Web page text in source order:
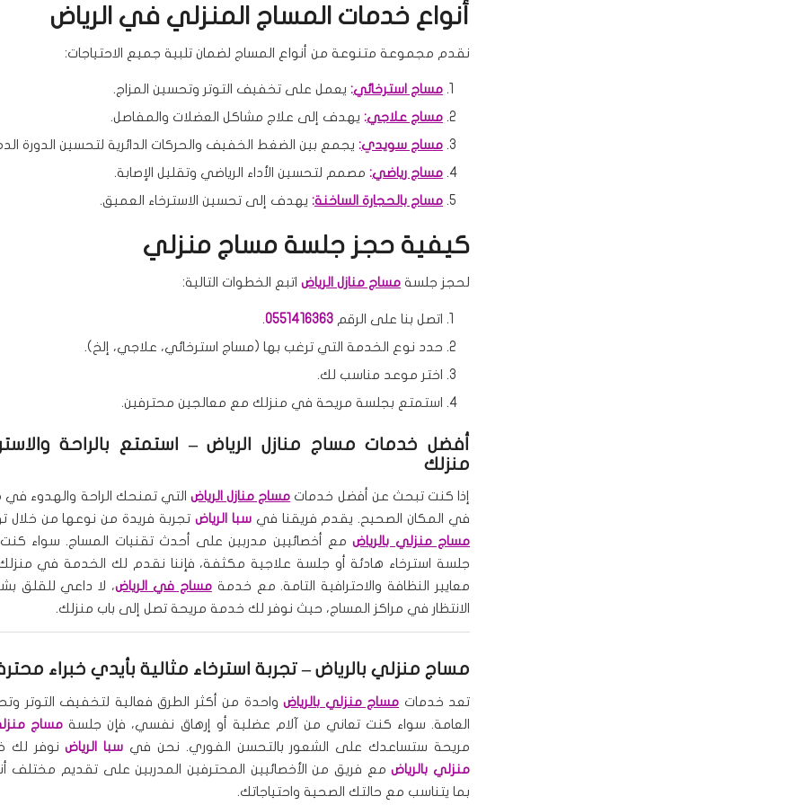
أنواع خدمات المساج المنزلي في الرياض
نقدم مجموعة متنوعة من أنواع المساج لضمان تلبية جميع الاحتياجات:
مساج استرخائي:يعمل على تخفيف التوتر وتحسين المزاج.
مساج علاجي:يهدف إلى علاج مشاكل العضلات والمفاصل.
مساج سويدي:يجمع بين الضغط الخفيف والحركات الدائرية لتحسين الدورة
مساج رياضي:مصمم لتحسين الأداء الرياضي وتقليل الإصابة.
مساج بالحجارة الساخنة:يهدف إلى تحسين الاسترخاء العميق.
كيفية حجز جلسة مساج منزلي
لحجز جلسة مساج منازل الرياضاتبع الخطوات التالية:
اتصل بنا على الرقم 0551416363
.
حدد نوع الخدمة التي ترغب بها (مساج استرخائي، علاجي، إلخ).
اختر موعد مناسب لك.
استمتع بجلسة مريحة في منزلك مع معالجين محترفين.
أفضل خدمات مساج منازل الرياض– استمتع بالراحة
منزلك
إذا كنت تبحث عن أفضل خدمات مساج منازل الرياض التي تمنحك الراحة والهدوء في
في المكان الصحيح. يقدم فريقنا فيسبا الرياض تجربة فريدة من نوعها من خلال
مساج منزلي بالرياضمع أخصائيين مدربين على أحدث تقنيات المساج. سواء
جلسة استرخاء هادئة أو جلسة علاجية مكثفة، فإننا نقدم لك الخدمة في
معايير النظافة والاحترافية التامة. مع خدمةمساج في الرياض، لا داعي للقلق
الانتظار في مراكز المساج، حيث نوفر لك خدمة مريحة تصل إلى باب منزلك.
مساج منزلي بالرياض– تجربة استرخاء مثالية بأيدي خبراء
تعد خدمات مساج منزلي بالرياضواحدة من أكثر الطرق فعالية لتخفيف التوتر
العامة. سواء كنت تعاني من آلام عضلية أو إرهاق نفسي، فإن جلسة مساج
مريحة ستساعدك على الشعور بالتحسن الفوري. نحن في سبا الرياضنوفر لك
منزلي بالرياضمع فريق من الأخصائيين المحترفين المدربين على تقديم مختلف
بما يتناسب مع حالتك الصحية واحتياجاتك.